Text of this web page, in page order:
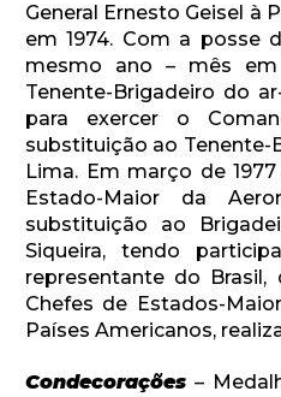
General Ernesto Geisel à
em 1974. Com a posse
mesmo ano – mês
Tenente-Brigadeiro do
para exercer o
substituição ao Tenente-
Lima. Em março de
Estado-Maior da
substituição ao
Siqueira, tendo
representante do Brasil,
Chefes de Estados-
Países Americanos,
Condecorações –